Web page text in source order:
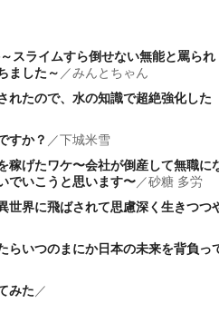
スライムすら倒せない無能と罵られ
ました～ ／みんとちゃん
れたので、水の知識で超絶強化した
すか？ ／下城米雪
稼げたワケ〜会社が倒産して無職に
でいこうと思います〜／砂糖 多労
世界に飛ばされて思慮深く生きつつ
らいつのまにか日本の未来を背負っ
みた／